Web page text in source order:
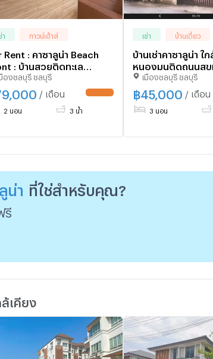
า ทาวน์เฮ้าส์
Rent : คาซาลูน่า Beach
: บ้านสวยติดทะเล
ต่งสวย พร้อมเข้าอยู่ มี
หาดส่วนตัว
มืองชลบุรี ชลบุรี
/ เดือน
2 นอน 3 น้ำ
เช่า บ้านเดี่ยว
บ้านเช่าคาซาลูน่า ใ
หนองมนติดถนนสุขุ
หมู่บ้านคาซาลูน่า บา
พร้อมเข้าอยู่
เมืองชลบุรี ชลบุรี
฿ 45,000 / เดือน
3 นอน
น่า ที่ใช่สำหรับคุณ?
รี
ล้เคียง